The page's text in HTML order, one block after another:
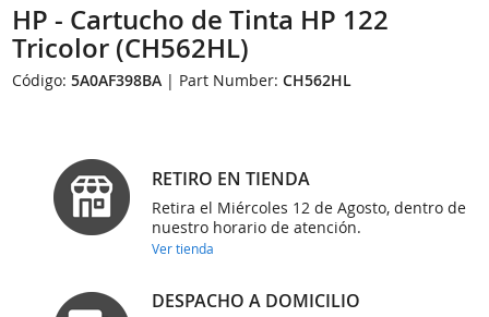
HP - Cartucho de Tinta HP 122
Tricolor (CH562HL)
Código:5A0AF398BA | Part Number:CH562HL
RETIRO EN TIENDA
Retira el Miércoles 12 de Agosto, dentro de
nuestro horario de atención.
Ver tienda
DESPACHO A DOMICILIO